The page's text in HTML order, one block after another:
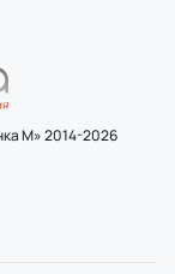
М» 2014-2026